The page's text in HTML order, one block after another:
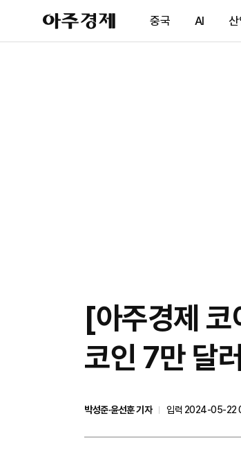
아
주
제
중국 AI 산
[아주경제 코
코인 7만 달
박성준·윤선훈 기자
입력 2024-05-22